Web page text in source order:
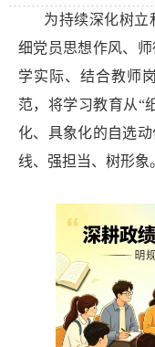
为持续深化树立
细党员思想作风、
学实际、结合教师
范，将学习教育从“
化、具象化的自选
线、强担当、树形象